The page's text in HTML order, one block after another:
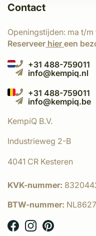
Contact
Openingstijden: ma t/
Reserveer hier een
+31 488-759011
info@kempiq.nl
+31 488-759011
info@kempiq.be
KempíQ B.V.
Industrieweg 2-B
4041 CR Kesteren
KVK-nummer:
BTW-nummer: